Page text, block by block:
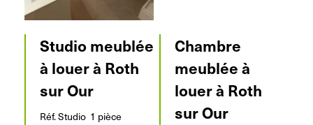
Studio meublée
à louer à Roth
sur Our
Réf. Studio 1 pièce
Chambre
meublée à
louer à Roth
sur Our